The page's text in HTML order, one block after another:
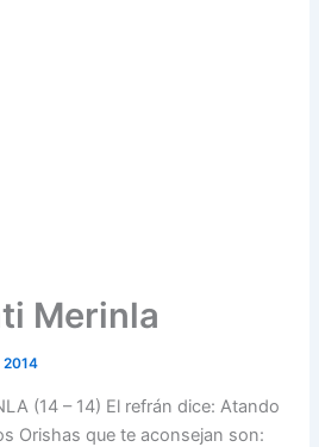
Merinla
2014
(14 – 14) El refrán dice: Atando
Orishas que te aconsejan son: